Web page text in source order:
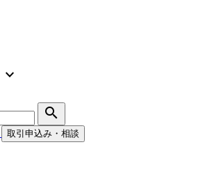
expand_more
search
取引申込み・相談